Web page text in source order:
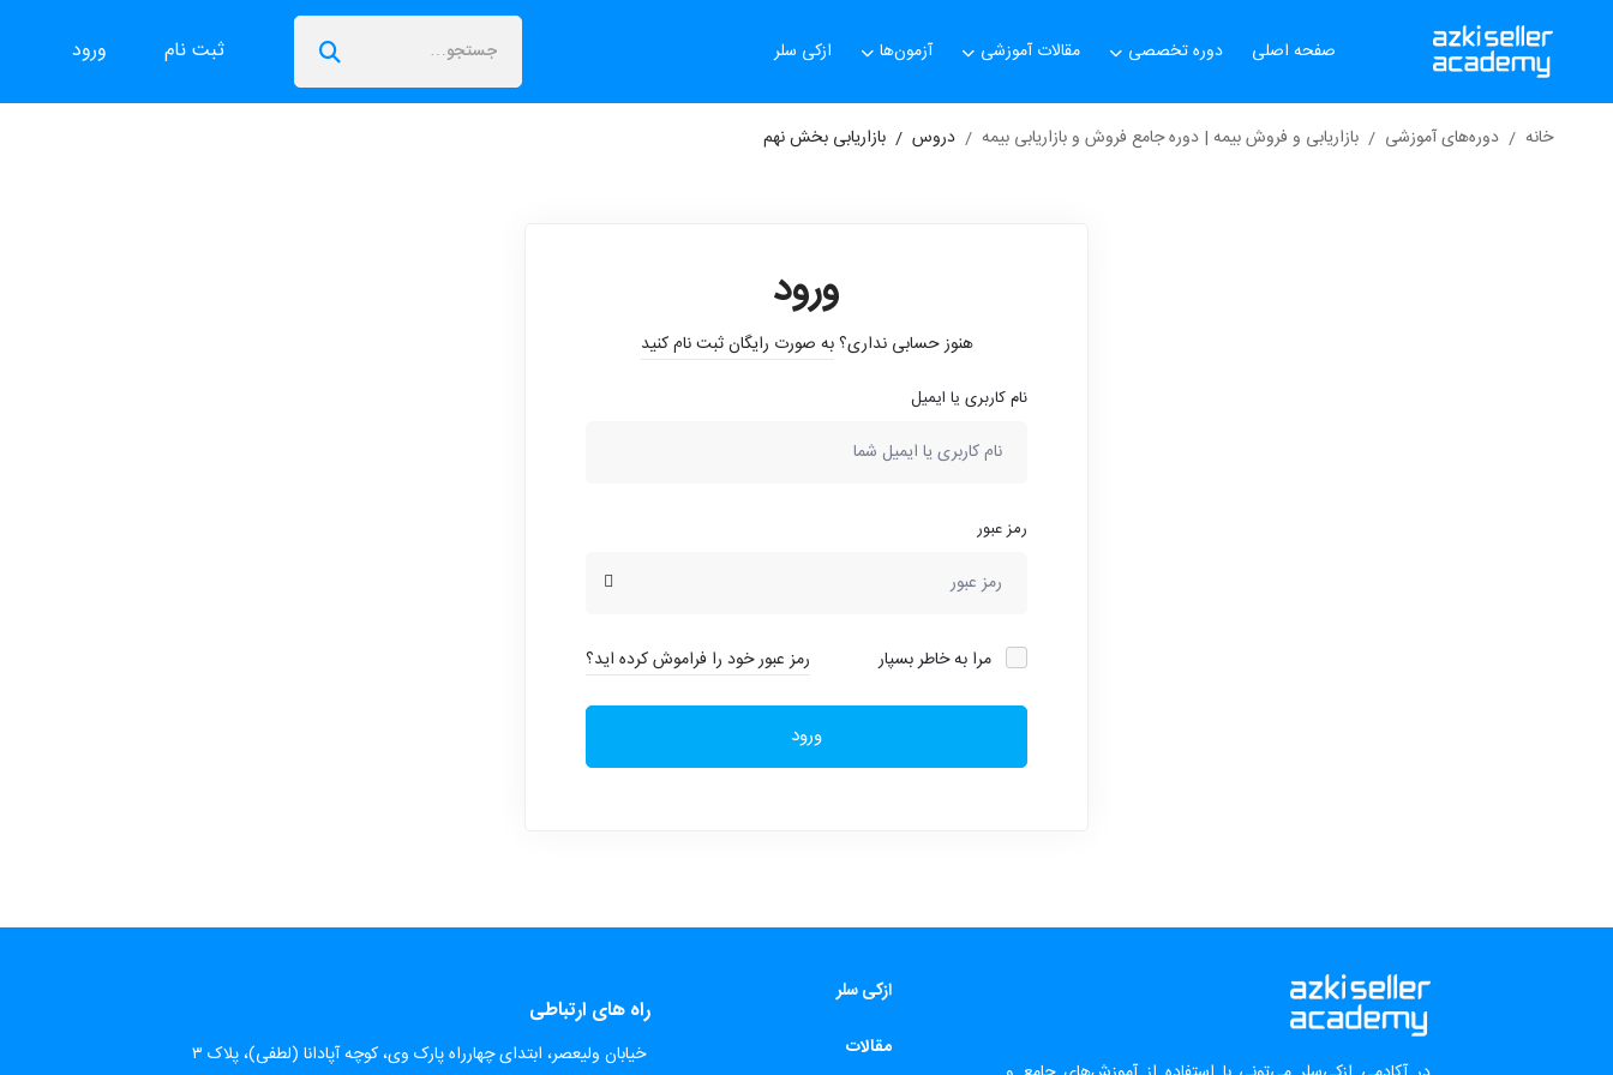
صفحه اصلی دوره تخصصی مقالات آموزشی آزمون‌ها ازکی سلر ورود ثبت نام
خانه دوره‌های آموزشی بازاریابی و فروش بیمه | دوره جامع فروش و بازاریابی بیمه دروس بازاریابی بخش نهم
ورود
هنوز حسابی نداری؟به صورت رایگان ثبت نام کنید
نام کاربری یا ایمیل
رمز عبور
مرا به خاطر بسپار رمز عبور خود را فراموش کرده اید؟
ورود
ازکی سلر
مقالات
راه های ارتباطی
​خیابان ولیعصر، ابتدای چهارراه پارک وی، کوچه آپادانا (لطفی)، پلاک ۳